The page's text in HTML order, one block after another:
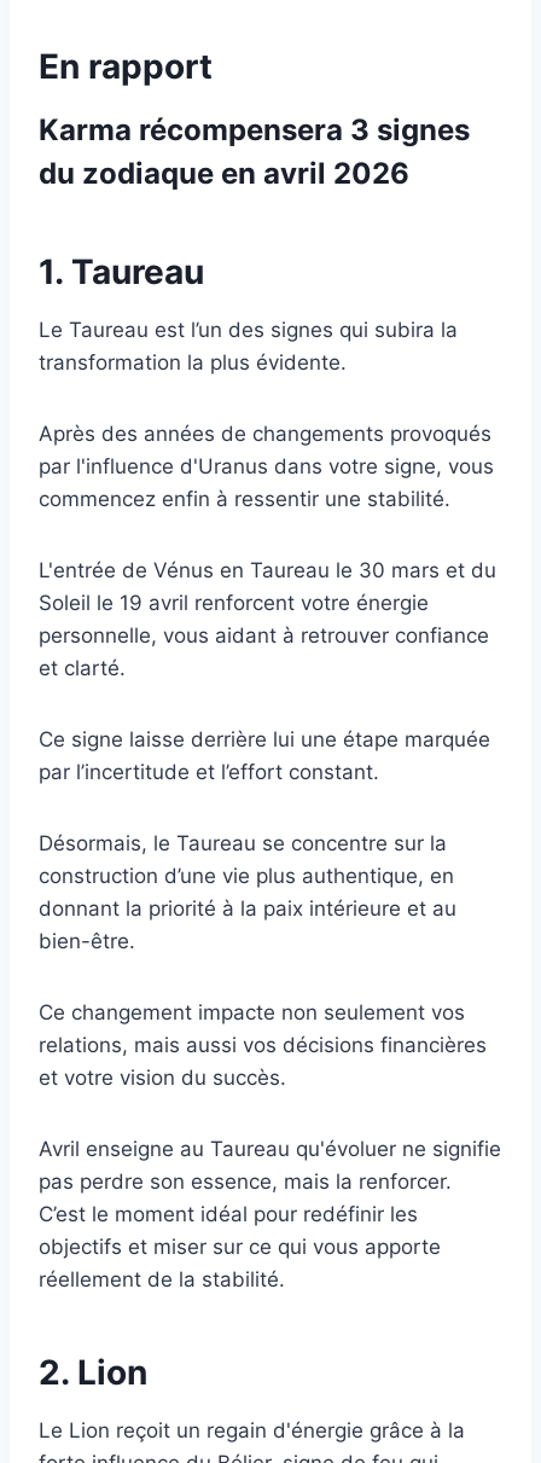
En rapport
Karma récompensera 3 signes
du zodiaque en avril 2026
1. Taureau
Le Taureau est l’un des signes qui subira la
transformation la plus évidente.
Après des années de changements provoqués
par l'influence d'Uranus dans votre signe, vous
commencez enfin à ressentir une stabilité.
L'entrée de Vénus en Taureau le 30 mars et du
Soleil le 19 avril renforcent votre énergie
personnelle, vous aidant à retrouver confiance
et clarté.
Ce signe laisse derrière lui une étape marquée
par l’incertitude et l’effort constant.
Désormais, le Taureau se concentre sur la
construction d’une vie plus authentique, en
donnant la priorité à la paix intérieure et au
bien-être.
Ce changement impacte non seulement vos
relations, mais aussi vos décisions financières
et votre vision du succès.
Avril enseigne au Taureau qu'évoluer ne signifie
pas perdre son essence, mais la renforcer.
C’est le moment idéal pour redéfinir les
objectifs et miser sur ce qui vous apporte
réellement de la stabilité.
2. Lion
Le Lion reçoit un regain d'énergie grâce à la